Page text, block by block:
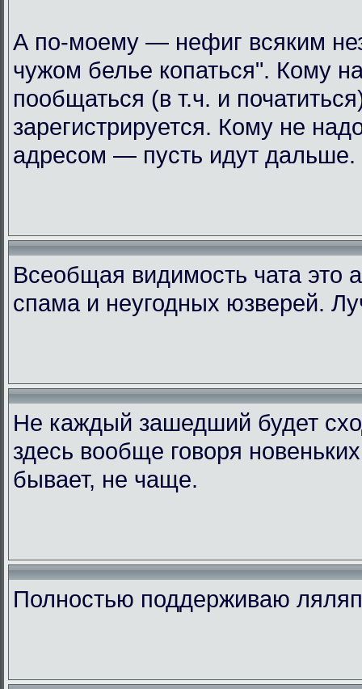
А по-моему — нефиг всяким
чужом белье копаться". Кому
пообщаться (в т.ч. и
зарегистрируется. Кому не
адресом — пусть идут дальше.
Всеобщая видимость чата это
спама и неугодных юзверей.
Не каждый зашедший будет
здесь вообще говоря
бывает, не чаще.
Полностью поддерживаю